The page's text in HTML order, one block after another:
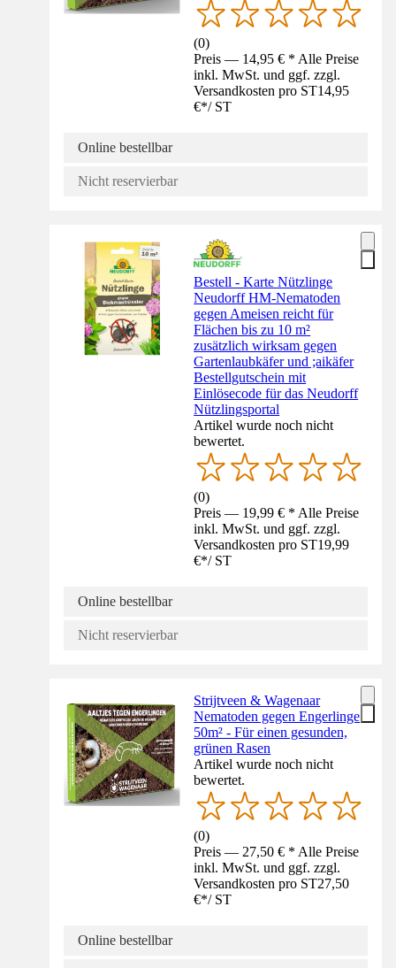
(0)
Preis — 14,95 € * Alle Preise
inkl. MwSt. und ggf. zzgl.
Versandkosten pro ST14,95
€*/ ST
Online bestellbar
Nicht reservierbar
Bestell - Karte Nützlinge
Neudorff HM-Nematoden
gegen Ameisen reicht für
Flächen bis zu 10 m²
zusätzlich wirksam gegen
Gartenlaubkäfer und ;aikäfer
Bestellgutschein mit
Einlösecode für das Neudorff
Nützlingsportal
Artikel wurde noch nicht
bewertet.
(0)
Preis — 19,99 € * Alle Preise
inkl. MwSt. und ggf. zzgl.
Versandkosten pro ST19,99
€*/ ST
Online bestellbar
Nicht reservierbar
Strijtveen & Wagenaar
Nematoden gegen Engerlinge
50m² - Für einen gesunden,
grünen Rasen
Artikel wurde noch nicht
bewertet.
(0)
Preis — 27,50 € * Alle Preise
inkl. MwSt. und ggf. zzgl.
Versandkosten pro ST27,50
€*/ ST
Online bestellbar